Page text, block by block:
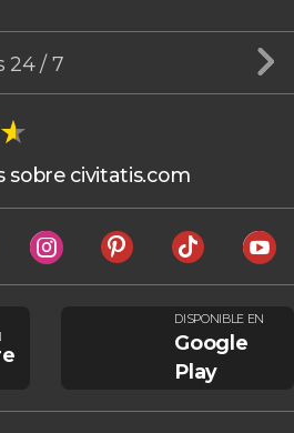
24 / 7
sobre civitatis.com
DISPONIBLE EN
Google
Play